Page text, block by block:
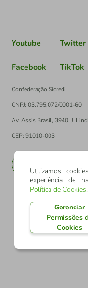
Youtube Twitter
Facebook TikTok
Confederação Sicredi
CNPJ: 03.795.072/0001-60
Av. Assis Brasil, 3940, J.
CEP: 91010-003
Utilizamos
experiência de
Política de Cookies.
Gerenciar
Permissões
Cookies